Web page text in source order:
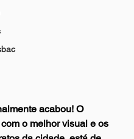
acabou! O
o melhor visual e os